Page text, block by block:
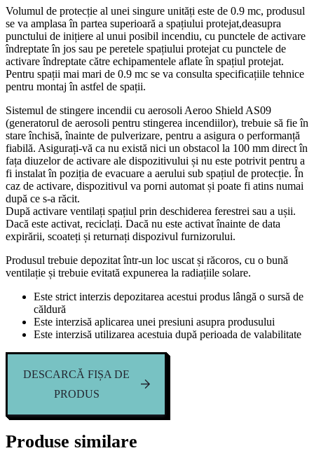
Volumul de protecție al unei singure unități este de 0.9 mc, produsul
se va amplasa în partea superioară a spațiului protejat,deasupra
punctului de inițiere al unui posibil incendiu, cu punctele de activare
îndreptate în jos sau pe peretele spațiului protejat cu punctele de
activare îndreptate către echipamentele aflate în spațiul protejat.
Pentru spații mai mari de 0.9 mc se va consulta specificațiile tehnice
pentru montaj în astfel de spații.
Sistemul de stingere incendii cu aerosoli Aeroo Shield AS09
(generatorul de aerosoli pentru stingerea incendiilor), trebuie să fie în
stare închisă, înainte de pulverizare, pentru a asigura o performanță
fiabilă. Asigurați-vă ca nu există nici un obstacol la 100 mm direct în
fața diuzelor de activare ale dispozitivului și nu este potrivit pentru a
fi instalat în poziția de evacuare a aerului sub spațiul de protecție. În
caz de activare, dispozitivul va porni automat și poate fi atins numai
după ce s-a răcit.
După activare ventilați spațiul prin deschiderea ferestrei sau a ușii.
Dacă este activat, reciclați. Dacă nu este activat înainte de data
expirării, scoateți și returnați dispozivul furnizorului.
Produsul trebuie depozitat într-un loc uscat și răcoros, cu o bună
ventilație și trebuie evitată expunerea la radiațiile solare.
Este strict interzis depozitarea acestui produs lângă o sursă de
căldură
Este interzisă aplicarea unei presiuni asupra produsului
Este interzisă utilizarea acestuia după perioada de valabilitate
DESCARCĂ FIȘA DE
PRODUS
Produse similare